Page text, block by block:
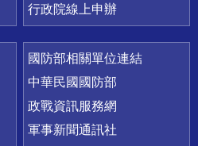
行政院線上申辦
國防部相關單位連結
中華民國國防部
政戰資訊服務網
軍事新聞通訊社